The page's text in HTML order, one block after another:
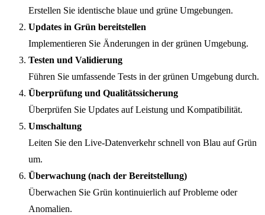
Erstellen Sie identische blaue und grüne Umgebungen.
Updates in Grün bereitstellen
Implementieren Sie Änderungen in der grünen Umgebung.
Testen und Validierung
Führen Sie umfassende Tests in der grünen Umgebung durch.
Überprüfung und Qualitätssicherung
Überprüfen Sie Updates auf Leistung und Kompatibilität.
Umschaltung
Leiten Sie den Live-Datenverkehr schnell von Blau auf Grün
um.
Überwachung (nach der Bereitstellung)
Überwachen Sie Grün kontinuierlich auf Probleme oder
Anomalien.